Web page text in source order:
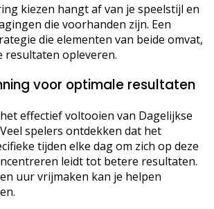
kiezen hangt af van je speelstijl en
die voorhanden zijn. Een
die elementen van beide omvat,
resultaten opleveren.
voor optimale resultaten
effectief voltooien van Dagelijkse
spelers ontdekken dat het
tijden elke dag om zich op deze
leidt tot betere resultaten.
uur vrijmaken kan je helpen